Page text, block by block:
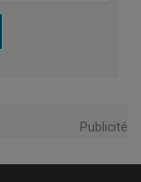
Publicité